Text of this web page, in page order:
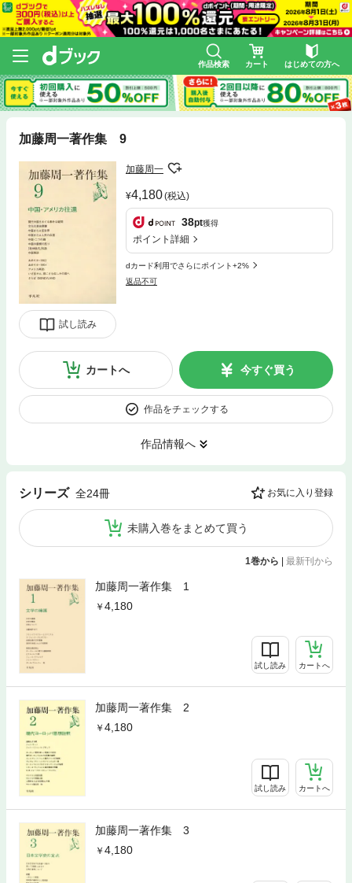
作品検索 カート はじめての方へ
加藤周一著作集 9
試し読み
加藤周一
4,180(税込)
38pt獲得
ポイント詳細
dカード利用でさらにポイント+2%
返品不可
カートへ 今すぐ買う
作品をチェックする
作品情報へ
シリーズ 全24冊 お気に入り登録
未購入巻をまとめて買う
1巻から | 最新刊から
加藤周一著作集 1
4,180
試し読み カートへ
加藤周一著作集 2
4,180
試し読み カートへ
加藤周一著作集 3
4,180